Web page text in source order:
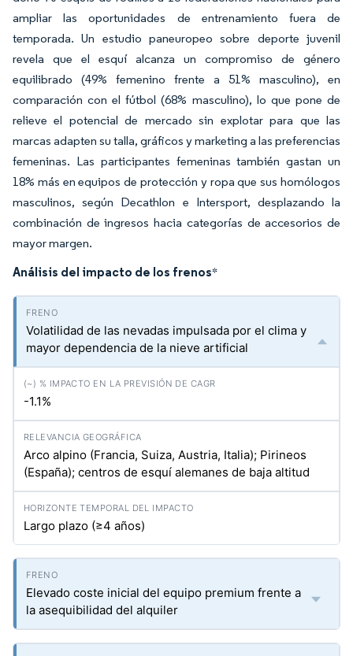
ampliar las oportunidades de entrenamiento fuera de
temporada. Un estudio paneuropeo sobre deporte juvenil
revela que el esquí alcanza un compromiso de género
equilibrado (49% femenino frente a 51% masculino), en
comparación con el fútbol (68% masculino), lo que pone de
relieve el potencial de mercado sin explotar para que las
marcas adapten su talla, gráficos y marketing a las preferencias
femeninas. Las participantes femeninas también gastan un
18% más en equipos de protección y ropa que sus homólogos
masculinos, según Decathlon e Intersport, desplazando la
combinación de ingresos hacia categorías de accesorios de
mayor margen.
Análisis del impacto de los frenos*
Volatilidad de las nevadas impulsada por el clima y
mayor dependencia de la nieve artificial
-1.1%
Arco alpino (Francia, Suiza, Austria, Italia); Pirineos
(España); centros de esquí alemanes de baja altitud
Largo plazo (≥4 años)
Elevado coste inicial del equipo premium frente a
la asequibilidad del alquiler